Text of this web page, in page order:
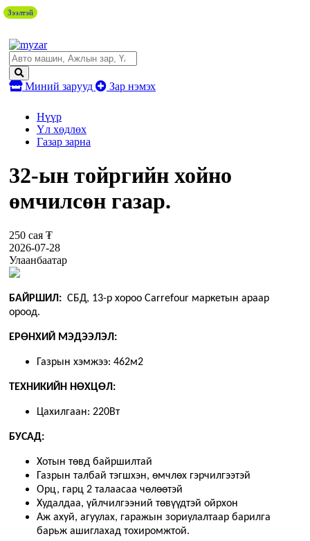
Миний зарууд Зар нэмэх
Нүүр
Үл хөдлөх
Газар зарна
32-ын тойргийн хойно
өмчилсөн газар.
250 сая ₮
2026-07-28
Улаанбаатар
БАЙРШИЛ: СБД, 13-р хороо Carrefour маркетын араар
ороод.
ЕРӨНХИЙ МЭДЭЭЛЭЛ:
Газрын хэмжээ: 462м2
ТЕХНИКИЙН НӨХЦӨЛ:
Цахилгаан: 220Вт
БУСАД:
Хотын төвд байршилтай
Газрын талбай тэгшхэн, өмчлөх гэрчилгээтэй
Орц, гарц 2 талаасаа чөлөөтэй
Худалдаа, үйлчилгээний төвүүдтэй ойрхон
Аж ахуй, агуулах, гаражын зориулалтаар барилга
барьж ашиглахад тохиромжтой.
Зээлтэй